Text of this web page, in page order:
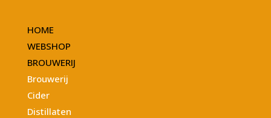
HOME
WEBSHOP
BROUWERIJ
Brouwerij
Cider
Distillaten